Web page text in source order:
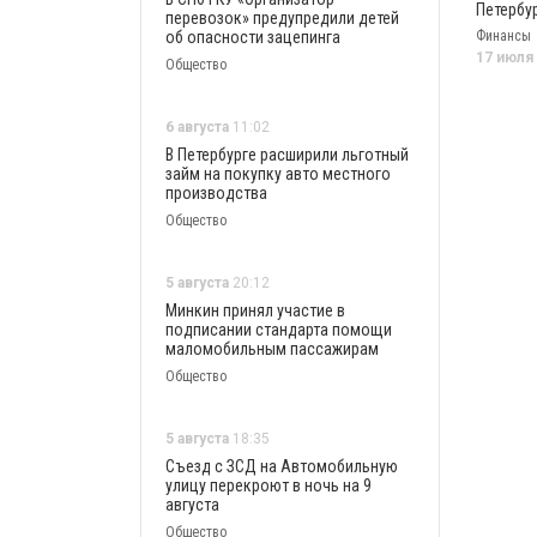
Финансы
17 июля
перевозок» предупредили детей
об опасности зацепинга
Общество
6 августа 11:02
В Петербурге расширили льготный
займ на покупку авто местного
производства
Общество
5 августа 20:12
Минкин принял участие в
подписании стандарта помощи
маломобильным пассажирам
Общество
5 августа 18:35
Съезд с ЗСД на Автомобильную
улицу перекроют в ночь на 9
августа
Общество